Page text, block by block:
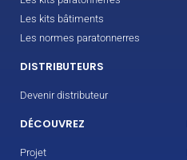
Les kits bâtiments
Les normes paratonnerres
DISTRIBUTEURS
Devenir distributeur
DÉCOUVREZ
Projet